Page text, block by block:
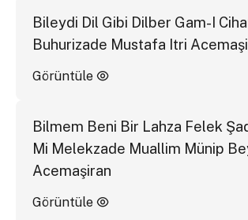
Bileydi Dil Gibi Dilber Gam-I
Buhurizade Mustafa Itri
Görüntüle
Bilmem Beni Bir Lahza Felek
Mi Melekzade Muallim Münip
Acemaşiran
Görüntüle